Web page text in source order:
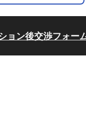
ョン後交渉フォー